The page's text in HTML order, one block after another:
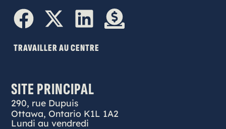
TRAVAILLER AU CENTRE
SITE PRINCIPAL
290, rue Dupuis
Ottawa, Ontario K1L 1A2
Lundi au vendredi